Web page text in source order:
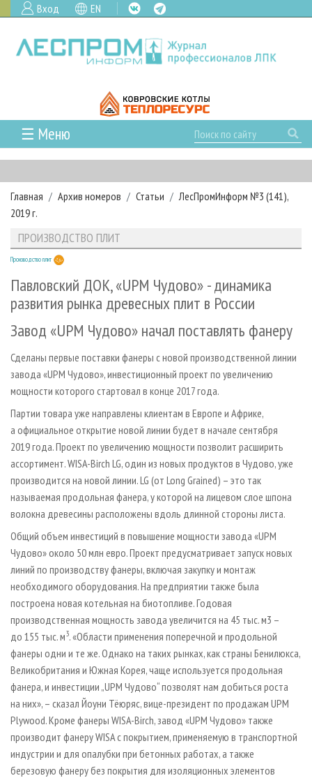
Вход EN
☰ Меню
ГЛАВНАЯ
РУБРИКИ И ТЕМЫ
РУБРИКИ ЖУРНАЛА
ЛЕСОЗАГОТОВКА
ДЕРЕВООБРАБОТКА
СУШКА ДРЕВЕСИНЫ
ПРОИЗВОДСТВО ДРЕВЕСНЫХ ПЛИТ
ДЕРЕВЯННОЕ ДОМОСТРОЕНИЕ
ПРОИЗВОДСТВО МЕБЕЛИ
БИОЭНЕРГЕТИКА
ЦБП
ИНСТРУМЕНТ И МАТЕРИАЛЫ
НОВОСТИ
НОВОСТИ ЛПК
НОВОСТИ ЖУРНАЛА
НОВОСТИ КОМПАНИЙ
ПРОЕКТЫ ЛПИ
АНАЛИТИКА
ПРЕДПРИЯТИЯ ЛПК
ЛЕСНЫЕ РЕГИОНЫ РОССИИ
ПЕРСОНЫ
ОФИЦИАЛЬНЫЕ ДЕЛЕГАЦИИ
ПРИОРИТЕТНЫЕ ИНВЕСТПРОЕКТЫ
RUSSIAN FORESTRY REVIEW
ГАЗЕТА ЛЕСПРОМФОРУМ
БИБЛИОТЕКА СПЕЦИАЛИСТА
АРХИВ
АРХИВ ЖУРНАЛОВ
СТАТЬИ
О ЖУРНАЛЕ
ПОДПИСКА
КОНТАКТЫ
РЕКЛАМОДАТЕЛЯМ
РЕКЛАМА
Главная Архив номеров Статьи
ЛесПромИнформ №3 (141),
2019 г.
ПРОИЗВОДСТВО ПЛИТ
Производство плит
Павловский ДОК, «UPM Чудово» - динамика
развития рынка древесных плит в России
Завод «UPM Чудово» начал поставлять фанеру
Сделаны первые поставки фанеры с новой производственной линии
завода «UPM Чудово», инвестиционный проект по увеличению
мощности которого стартовал в конце 2017 года.
Партии товара уже направлены клиентам в Европе и Африке,
а официальное открытие новой линии будет в начале сентября
2019 года. Проект по увеличению мощности позволит расширить
ассортимент. WISA-Birch LG, один из новых продуктов в Чудово, уже
производится на новой линии. LG (от Long Grained) – это так
называемая продольная фанера, у которой на лицевом слое шпона
волокна древесины расположены вдоль длинной стороны листа.
Общий объем инвестиций в повышение мощности завода «UPM
Чудово» около 50 млн евро. Проект предусматривает запуск новых
линий по производству фанеры, включая закупку и монтаж
необходимого оборудования. На предприятии также была
построена новая котельная на биотопливе. Годовая
производственная мощность завода увеличится на 45 тыс. м3 –
до 155 тыс. м3. «Области применения поперечной и продольной
фанеры одни и те же. Однако на таких рынках, как страны Бенилюкса,
Великобритания и Южная Корея, чаще используется продольная
фанера, и инвестиции „UPM Чудово“ позволят нам добиться роста
на них», – сказал Йоуни Тёюряс, вице-президент по продажам UPM
Plywood. Кроме фанеры WISA-Birch, завод «UPM Чудово» также
производит фанеру WISA с покрытием, применяемую в транспортной
индустрии и для опалубки при бетонных работах, а также
березовую фанеру без покрытия для изоляционных элементов